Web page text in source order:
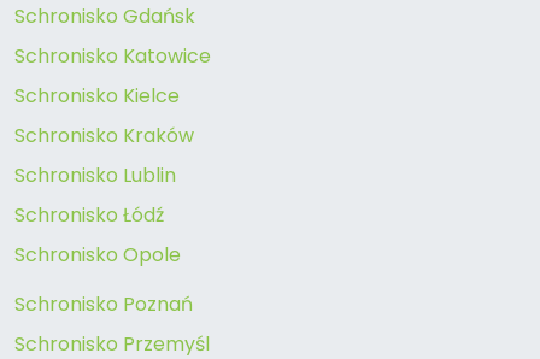
Schronisko Gdańsk
Schronisko Katowice
Schronisko Kielce
Schronisko Kraków
Schronisko Lublin
Schronisko Łódź
Schronisko Opole
Schronisko Poznań
Schronisko Przemyśl